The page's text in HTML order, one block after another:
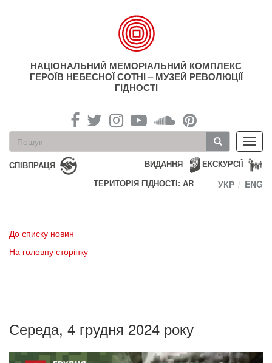
НАЦІОНАЛЬНИЙ МЕМОРІАЛЬНИЙ КОМПЛЕКС
ГЕРОЇВ НЕБЕСНОЇ СОТНІ – МУЗЕЙ РЕВОЛЮЦІЇ
ГІДНОСТІ
Пошукова
форма
Пошук
СПІВПРАЦЯ ЕКСКУРСІЇ
ВИДАННЯ
ТЕРИТОРІЯ ГІДНОСТІ: AR
УКР ENG
До списку новин
На головну сторінку
Середа, 4 грудня 2024 року